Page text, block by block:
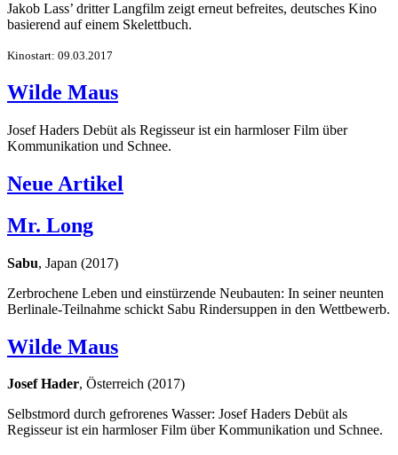
Jakob Lass’ dritter Langfilm zeigt erneut befreites, deutsches Kino
basierend auf einem Skelettbuch.
Kinostart: 09.03.2017
Wilde Maus
Josef Haders Debüt als Regisseur ist ein harmloser Film über
Kommunikation und Schnee.
Neue Artikel
Mr. Long
Sabu, Japan (2017)
Zerbrochene Leben und einstürzende Neubauten: In seiner neunten
Berlinale-Teilnahme schickt Sabu Rindersuppen in den Wettbewerb.
Wilde Maus
Josef Hader, Österreich (2017)
Selbstmord durch gefrorenes Wasser: Josef Haders Debüt als
Regisseur ist ein harmloser Film über Kommunikation und Schnee.